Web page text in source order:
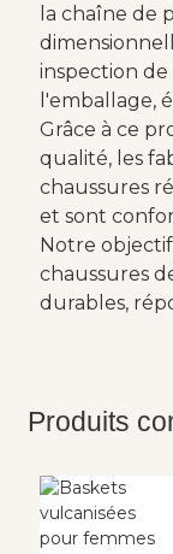
la chaîne de
inspection
l'emballage,
Grâce à ce
qualité, les
chaussures
et sont
Notre
chaussures
durables,
Produits